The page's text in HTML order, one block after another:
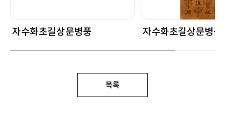
자수화초길상문병풍 자수화초길상문병풍
목록